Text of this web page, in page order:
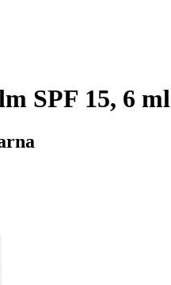
SPF 15, 6 ml